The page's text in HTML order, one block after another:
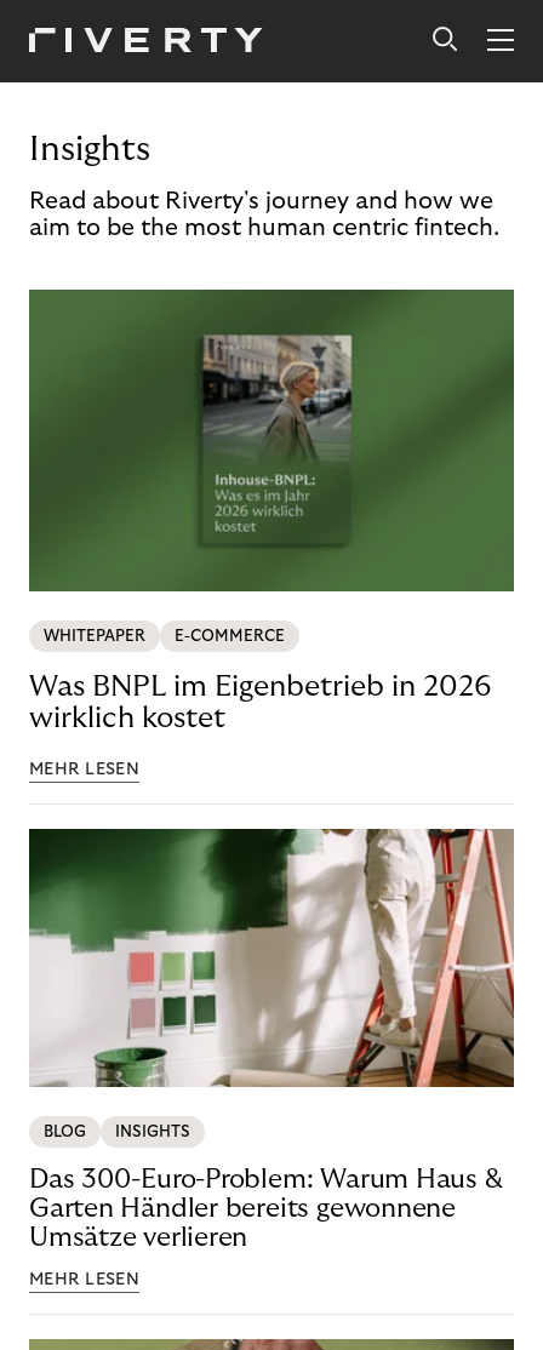
Insights
Read about Riverty's journey and how we
aim to be the most human centric fintech.
WHITEPAPER E-COMMERCE
Was BNPL im Eigenbetrieb in 2026
wirklich kostet
MEHR LESEN
BLOG INSIGHTS
Das 300-Euro-Problem: Warum Haus &
Garten Händler bereits gewonnene
Umsätze verlieren
MEHR LESEN